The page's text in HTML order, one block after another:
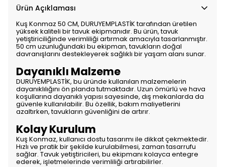
Ürün Açıklaması
Kuş Konmaz 50 CM, DURUYEMPLASTİK tarafından üretilen
yüksek kaliteli bir tavuk ekipmanıdır. Bu ürün, tavuk
yetiştiriciliğinde verimliliği artırmak amacıyla tasarlanmıştır.
50 cm uzunluğundaki bu ekipman, tavukların doğal
davranışlarını destekleyerek sağlıklı bir yaşam alanı sunar.
Dayanıklı Malzeme
DURUYEMPLASTİK, bu üründe kullanılan malzemelerin
dayanıklılığını ön planda tutmaktadır. Uzun ömürlü ve hava
koşullarına dayanıklı yapısı sayesinde, dış mekanlarda da
güvenle kullanılabilir. Bu özellik, bakım maliyetlerini
azaltırken, tavukların güvenliğini de artırır.
Kolay Kurulum
Kuş Konmaz, kullanıcı dostu tasarımı ile dikkat çekmektedir.
Hızlı ve pratik bir şekilde kurulabilmesi, zaman tasarrufu
sağlar. Tavuk yetiştiricileri, bu ekipmanı kolayca entegre
ederek, işletmelerinde verimliliği artırabilirler.